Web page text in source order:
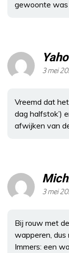
gewoonte
3 mei
Vreemd dat
dag halfstok’)
afwijken van
3 mei
Bij rouw met
wapperen,
Immers: een